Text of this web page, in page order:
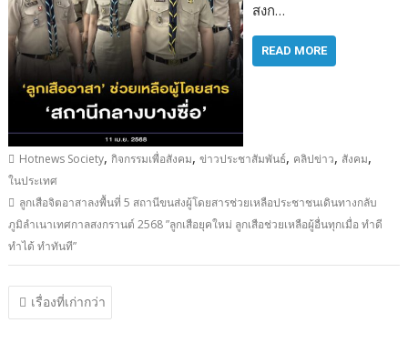
สงก…
READ MORE
Hotnews Society,กิจกรรมเพื่อสังคม,ข่าวประชาสัมพันธ์, คลิปข่าว, สังคม,
ในประเทศ
ลูกเสือจิตอาสาลงพื้นที่ 5 สถานีขนส่งผู้โดยสารช่วยเหลือประชาชนเดินทางกลับ
ภูมิลำเนาเทศกาลสงกรานต์ 2568 ”ลูกเสือยุคใหม่ ลูกเสือช่วยเหลือผู้อื่นทุกเมื่อ ทำดี
ทำได้ ทำทันที”
แนะแนว
เรื่อง
เรื่องที่เก่ากว่า